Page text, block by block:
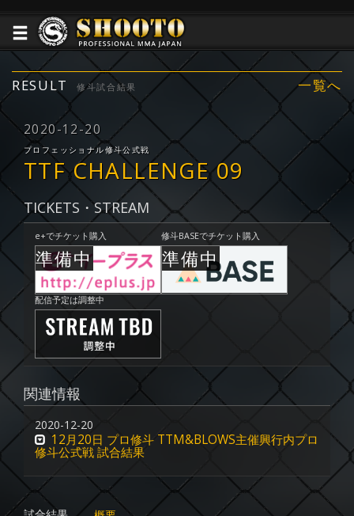
RESULT 修斗試合結果 一覧へ
2020-12-20
プロフェッショナル修斗公式戦
TTF CHALLENGE 09
TICKETS・STREAM
e+でチケット購入 修斗BASEでチケット購入
配信予定は調整中
関連情報
2020-12-20
12月20日 プロ修斗 TTM&BLOWS主催興行内プロ
修斗公式戦 試合結果